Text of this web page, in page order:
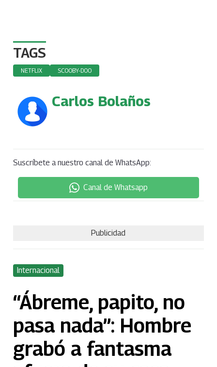
TAGS
NETFLIX SCOOBY-DOO
Carlos Bolaños
Suscríbete a nuestro canal de WhatsApp:
Canal de Whatsapp
Publicidad
Internacional
“Ábreme, papito, no
pasa nada”: Hombre
grabó a fantasma